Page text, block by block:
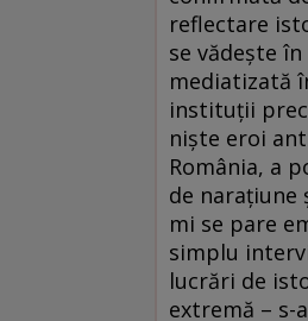
reflectare
se vădeşte
mediatizată
instituţii
nişte eroi
România, a
de naraţiune
mi se pare
simplu
lucrări de
extremă – s-